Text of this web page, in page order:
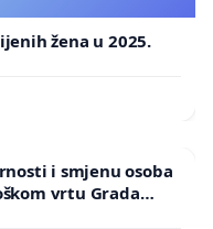
žena u 2025.
i smjenu osoba
vrtu Grada